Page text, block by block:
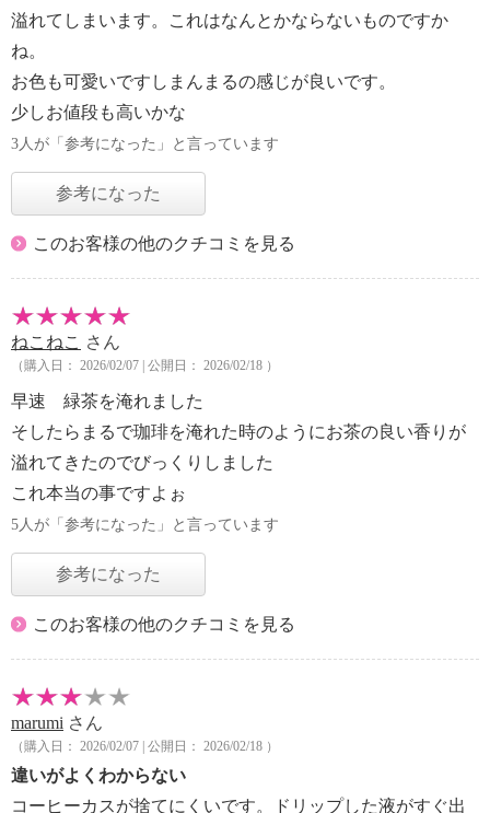
溢れてしまいます。これはなんとかならないものですか
ね。
お色も可愛いですしまんまるの感じが良いです。
少しお値段も高いかな
3人が「参考になった」と言っています
参考になった
このお客様の他のクチコミを見る
ねこねこ さん
（購入日： 2026/02/07 | 公開日： 2026/02/18 ）
早速 緑茶を淹れました
そしたらまるで珈琲を淹れた時のようにお茶の良い香りが
溢れてきたのでびっくりしました
これ本当の事ですよぉ
5人が「参考になった」と言っています
参考になった
このお客様の他のクチコミを見る
marumi さん
（購入日： 2026/02/07 | 公開日： 2026/02/18 ）
違いがよくわからない
コーヒーカスが捨てにくいです。ドリップした液がすぐ出